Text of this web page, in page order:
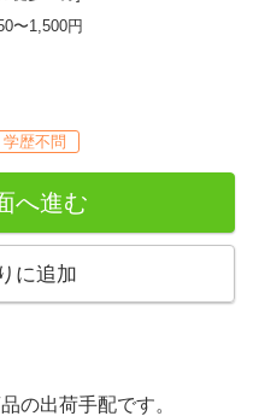
〜1,500円
学歴不問
へ進む
に追加
の出荷手配です。